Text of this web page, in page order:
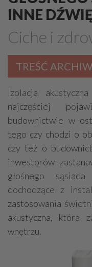
Drewno,
Farby, kleje, lakiery,
Cegły, pustaki,
Techniki
Beton komórkowy
Izolacje akustyczne
Stal, wyroby
Filtry
Metale
INNE
Ciche i
TREŚĆ
Izolacja
najczęściej
budownictwie w
tego czy chodzi o
czy też o
inwestorów
głośnego
dochodzące z
zastosowania
akustyczna, która
wnętrzu.